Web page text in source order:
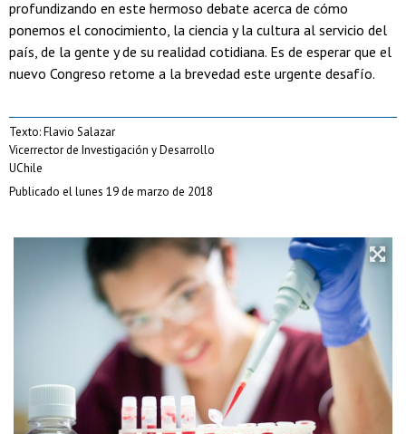
profundizando en este hermoso debate acerca de cómo
ponemos el conocimiento, la ciencia y la cultura al servicio del
país, de la gente y de su realidad cotidiana. Es de esperar que el
nuevo Congreso retome a la brevedad este urgente desafío.
Texto: Flavio Salazar
Vicerrector de Investigación y Desarrollo
UChile
Publicado el lunes 19 de marzo de 2018